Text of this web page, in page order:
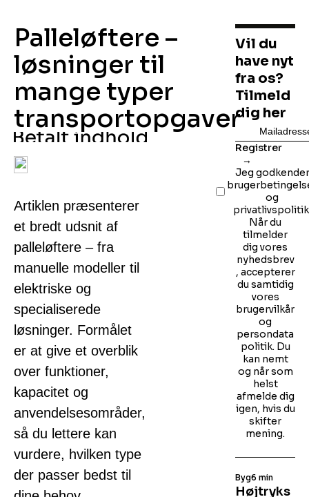
Palleløftere –
løsninger til
mange typer
transportopgaver
Artiklen præsenterer
et bredt udsnit af
palleløftere – fra
manuelle modeller til
elektriske og
specialiserede
løsninger. Formålet
er at give et overblik
over funktioner,
kapacitet og
anvendelsesområder,
så du lettere kan
vurdere, hvilken type
der passer bedst til
Vil du
have nyt
fra os?
Tilmeld
dig her
Registrer
Jeg godkender
og
Når du
tilmelder
dig vores
nyhedsbrev
, accepterer
du samtidig
vores
brugervilkår
og
persondata
politik. Du
kan nemt
og når som
helst
afmelde dig
igen, hvis du
skifter
mening.
Højtryks
Byg6 min